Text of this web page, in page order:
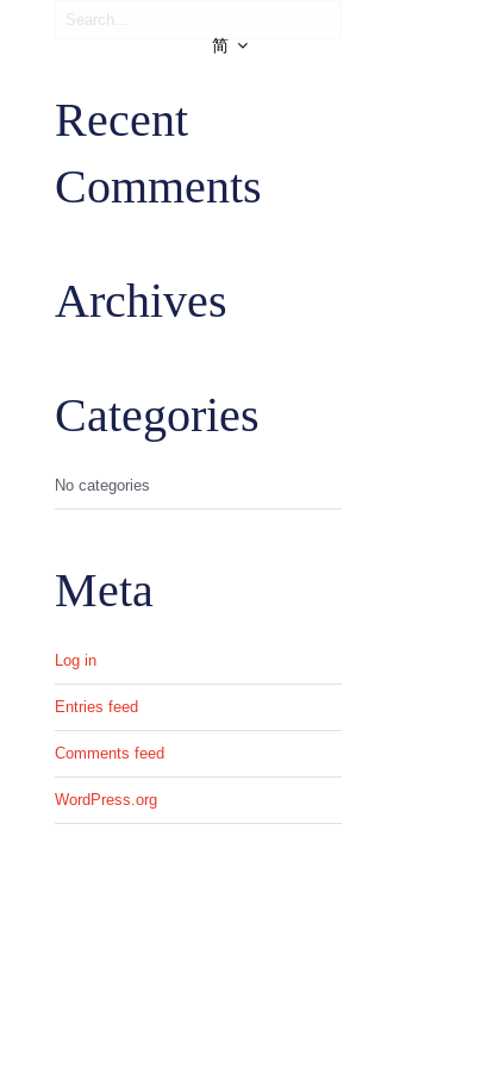
简
Recent
Comments
Archives
Categories
No categories
Meta
Log in
Entries feed
Comments feed
WordPress.org